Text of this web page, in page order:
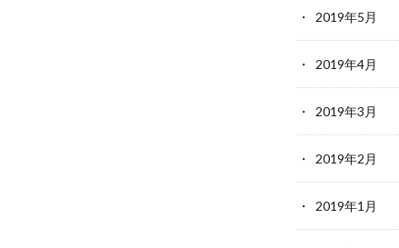
2019年5月
2019年4月
2019年3月
2019年2月
2019年1月